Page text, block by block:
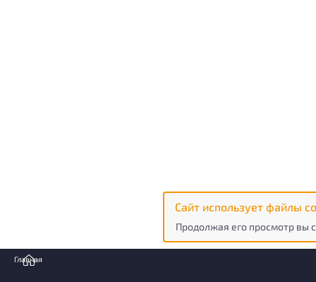
Сайт использует файлы
Продолжая его просмотр вы
Главная